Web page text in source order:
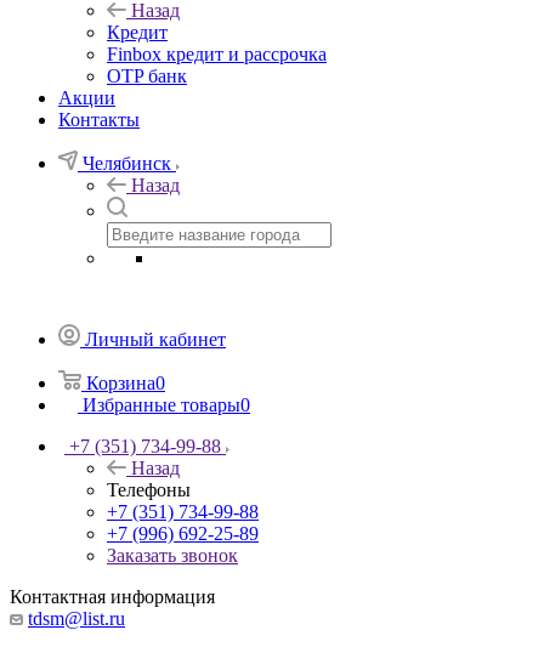
Назад
Кредит
Finbox кредит и рассрочка
OTP банк
Акции
Контакты
Челябинск
Назад
Личный кабинет
Корзина0
Избранные товары0
+7 (351) 734-99-88
Назад
Телефоны
+7 (351) 734-99-88
+7 (996) 692-25-89
Заказать звонок
Контактная информация
tdsm@list.ru